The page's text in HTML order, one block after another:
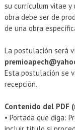
su currículum vitae y
obra debe ser de
de una obra
La postulación será
Esta postulación se
recepción.
Contenido del PDF
• Portada que diga: